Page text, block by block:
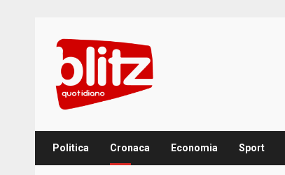
content
Politica Cronaca Economia Sport